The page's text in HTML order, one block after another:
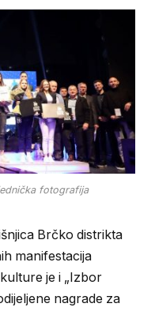
fotografija
Brčko distrikta
manifestacija
je i „Izbor
nagrade za